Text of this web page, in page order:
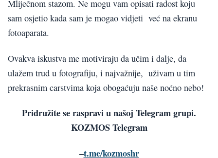
Mliječnom stazom. Ne mogu vam opisati radost koju
sam osjetio kada sam je mogao vidjeti već na ekranu
fotoaparata.
Ovakva iskustva me motiviraju da učim i dalje, da
ulažem trud u fotografiju, i najvažnije, uživam u tim
prekrasnim carstvima koja obogaćuju naše noćno nebo!
Pridružite se raspravi u našoj Telegram grupi.
KOZMOS Telegram
–t.me/kozmoshr